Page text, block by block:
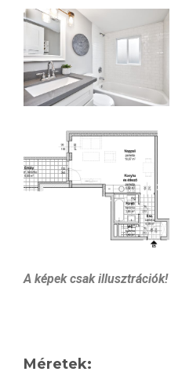
A képek csak illusztrációk!
Méretek: